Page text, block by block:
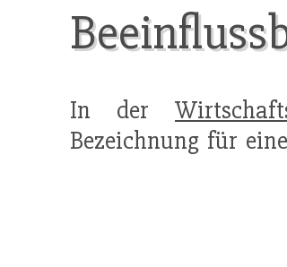
In der
Bezeichnung für eine